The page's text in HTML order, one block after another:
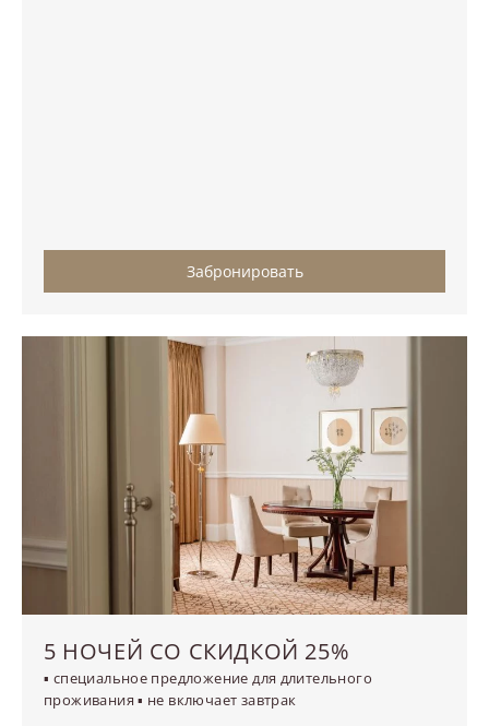
Забронировать
5 НОЧЕЙ СО СКИДКОЙ 25%
▪ специальное предложение для длительного
проживания ▪ не включает завтрак